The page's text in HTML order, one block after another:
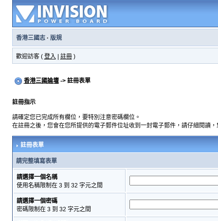
香港三國志· 版規
歡迎訪客 ( 登入 註冊)
香港三國論壇-> 註冊表單
註冊指示
請確定您已完成所有欄位，要特別注意密碼欄位。
在註冊之後，您會在您所提供的電子郵件位址收到一封電子郵件，請仔細閱讀
註冊表單
請完整填寫表單
請選擇一個名稱
使用名稱限制在 3 到 32 字元之間
請選擇一個密碼
密碼限制在 3 到 32 字元之間